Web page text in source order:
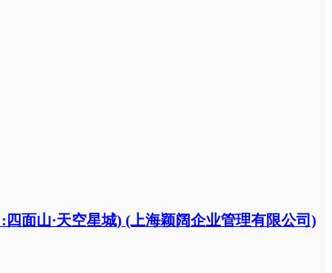
面山·天空星城) (上海颖阔企业管理有限公司)